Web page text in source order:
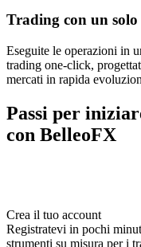
Trading con un solo
Eseguite le operazioni in
trading one-click,
mercati in rapida
Passi per
con BelleoFX
Crea il tuo account
Registratevi in pochi
strumenti su misura per i